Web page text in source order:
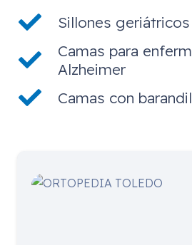
Sillones
Camas para
Alzheimer
Camas con